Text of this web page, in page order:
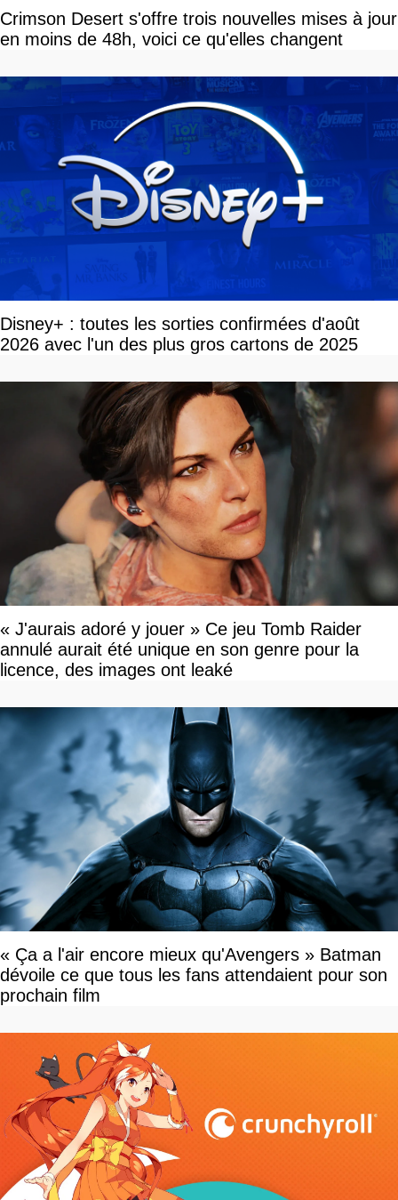
Crimson Desert s'offre trois nouvelles mises à jour
en moins de 48h, voici ce qu'elles changent
Disney+ : toutes les sorties confirmées d'août
2026 avec l'un des plus gros cartons de 2025
« J'aurais adoré y jouer » Ce jeu Tomb Raider
annulé aurait été unique en son genre pour la
licence, des images ont leaké
« Ça a l'air encore mieux qu'Avengers » Batman
dévoile ce que tous les fans attendaient pour son
prochain film